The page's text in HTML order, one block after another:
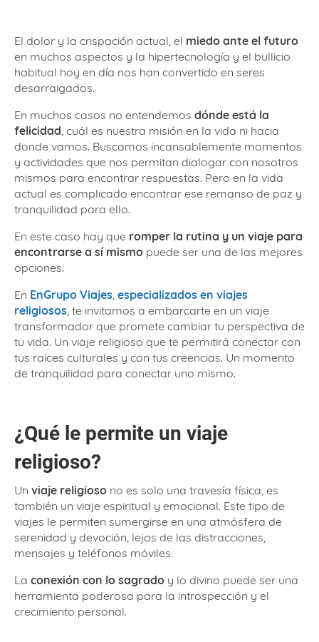
El dolor y la crispación actual, el miedo ante el futuro
en muchos aspectos y la hipertecnología y el bullicio
habitual hoy en día nos han convertido en seres
desarraigados.
En muchos casos no entendemos dónde está la
felicidad, cuál es nuestra misión en la vida ni hacia
donde vamos. Buscamos incansablemente momentos
y actividades que nos permitan dialogar con nosotros
mismos para encontrar respuestas. Pero en la vida
actual es complicado encontrar ese remanso de paz y
tranquilidad para ello.
En este caso hay que romper la rutina y un viaje para
encontrarse a sí mismo puede ser una de las mejores
opciones.
En EnGrupo Viajes, especializados en viajes
religiosos, te invitamos a embarcarte en un viaje
transformador que promete cambiar tu perspectiva de
tu vida. Un viaje religioso que te permitirá conectar con
tus raíces culturales y con tus creencias. Un momento
de tranquilidad para conectar uno mismo.
¿Qué le permite un viaje
religioso?
Un viaje religioso no es solo una travesía física, es
también un viaje espiritual y emocional. Este tipo de
viajes le permiten sumergirse en una atmósfera de
serenidad y devoción, lejos de las distracciones,
mensajes y teléfonos móviles.
La conexión con lo sagrado y lo divino puede ser una
herramienta poderosa para la introspección y el
crecimiento personal.